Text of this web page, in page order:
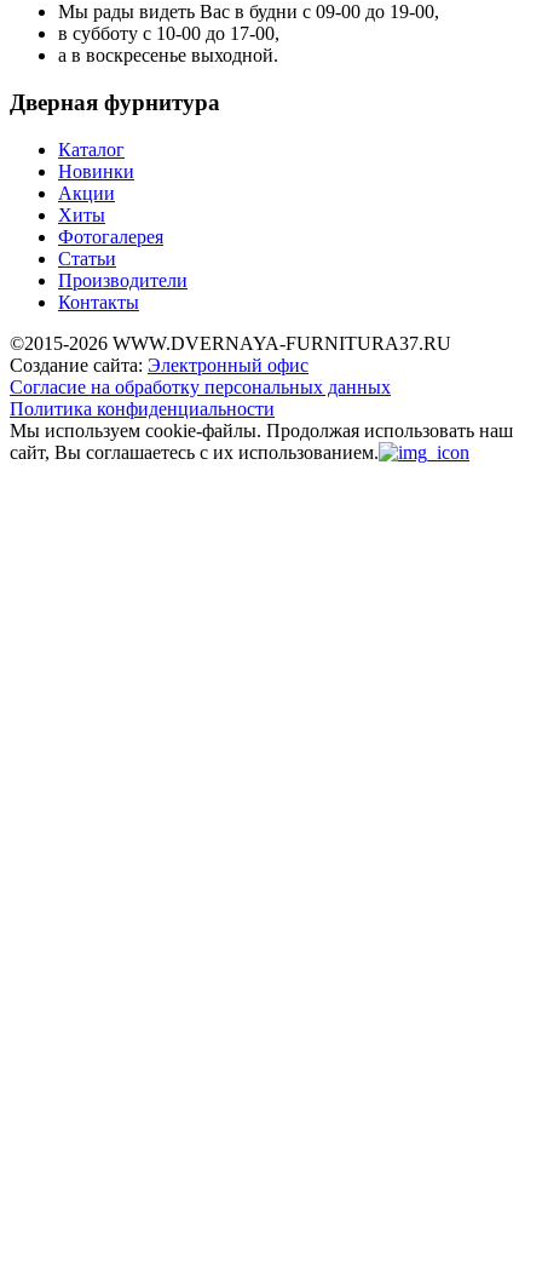
Мы рады видеть Вас в будни с 09-00 до 19-00,
в субботу с 10-00 до 17-00,
а в воскресенье выходной.
Дверная фурнитура
Каталог
Новинки
Акции
Хиты
Фотогалерея
Статьи
Производители
Контакты
©2015-2026 WWW.DVERNAYA-FURNITURA37.RU
Создание сайта: Электронный офис
Согласие на обработку персональных данных
Политика конфиденциальности
Мы используем cookie-файлы. Продолжая использовать наш
сайт, Вы соглашаетесь с их использованием.